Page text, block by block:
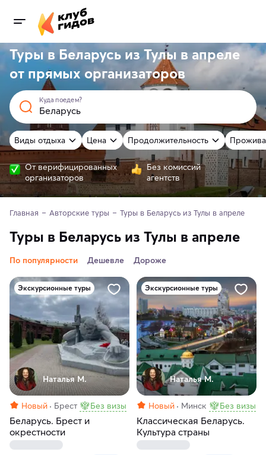
Туры в Беларусь из Тулы в апреле
от прямыхорганизаторов
Куда поедем?
Виды отдыха Цена Продолжительность
От верифицированных
организаторов
Без комиссий
агентств
Главная Авторские туры Туры в Беларусь из Тулы в апреле
Туры в Беларусь из Тулы в апреле
По популярности Дешевле Дороже
Экскурсионные туры
Наталья М.
Новый Брест Без визы
Беларусь. Брест и
окрестности
Экскурсионные туры
Наталья М.
Новый Минск Без визы
Классическая Беларусь.
Культура страны